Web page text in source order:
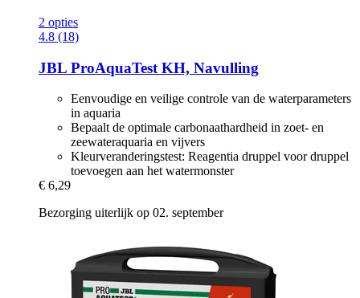
2 opties
4.8 (18)
JBL ProAquaTest KH, Navulling
Eenvoudige en veilige controle van de waterparameters
in aquaria
Bepaalt de optimale carbonaathardheid in zoet- en
zeewateraquaria en vijvers
Kleurveranderingstest: Reagentia druppel voor druppel
toevoegen aan het watermonster
€ 6,29
Bezorging uiterlijk op 02. september